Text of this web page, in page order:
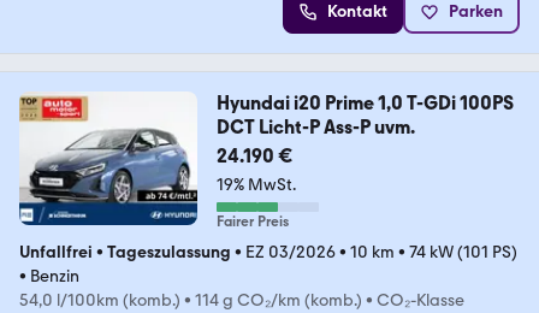
Kontakt Parken
Hyundai i20 Prime 1,0 T-GDi 100PS
DCT Licht-P Ass-P uvm.
24.190 €
19% MwSt.
Fairer Preis
Unfallfrei • Tageszulassung • EZ 03/2026• 10 km • 74 kW (101 PS)
• Benzin
54,0 l/100km (komb.) • 114 g CO₂/km (komb.) • CO₂-Klasse